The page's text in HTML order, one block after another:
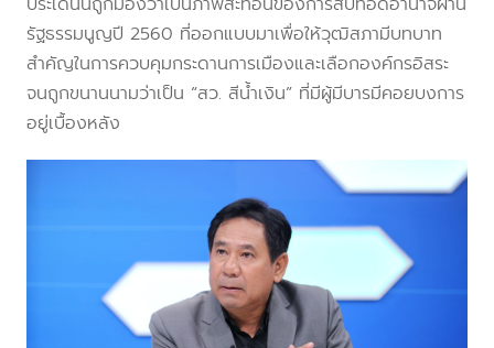
รัฐธรรมนูญปี 2560 ที่ออกแบบมาเพื่อให้วุฒิสภามีบทบาท
สำคัญในการควบคุมกระดานการเมืองและเลือกองค์กรอิสระ
จนถูกขนานนามว่าเป็น “สว. สีน้ำเงิน” ที่มีผู้มีบารมีคอยบงการ
อยู่เบื้องหลัง